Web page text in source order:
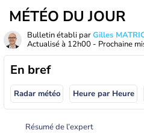
MÉTÉO DU JOUR
Bulletin établi parGilles
Actualisé à 12h00 - Prochaine
En bref
Radar météo Heure par Heure
Résumé de l’expert